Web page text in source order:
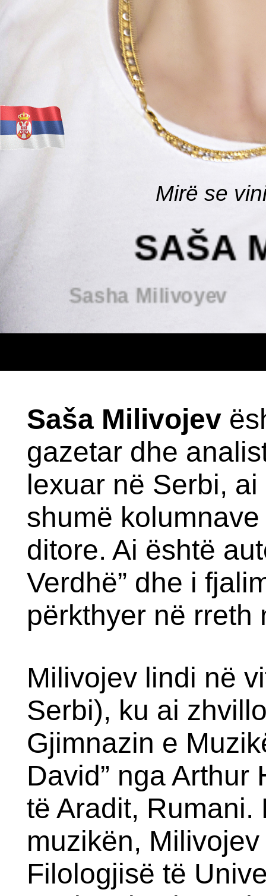
Saša Milivojev
gazetar dhe
lexuar në Serbi,
shumë
ditore. Ai është
Verdhë” dhe i
përkthyer në rreth
Milivojev lindi në
Serbi), ku ai
Gjimnazin e
David” nga
të Aradit,
muzikën,
Filologjisë të
SAŠA
Mirë se